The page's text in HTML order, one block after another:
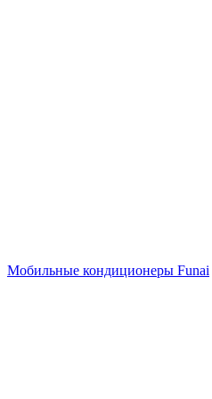
Мобильные кондиционеры Funai